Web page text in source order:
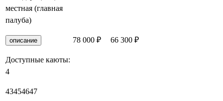
местная (главная
палуба)
описание
Доступные каюты:
4
43454647
78 000 ₽ 66 300 ₽